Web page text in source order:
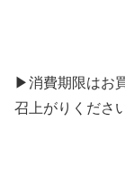
▶消費期限はお
召上がりくださ